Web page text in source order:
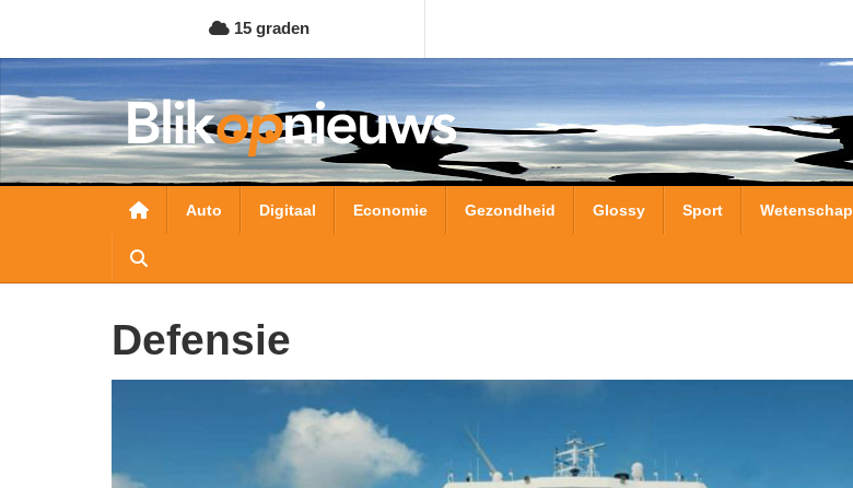
naar
de
inhoud
gaan
15 graden
Hoofdnavigatie
Auto Digitaal Economie Gezondheid Glossy Sport Wetenschap
Defensie